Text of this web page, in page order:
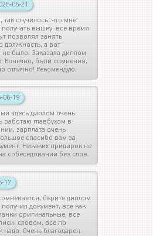
06-21
случилось, что мне
получать вышку: все время
позволял занять
должность, а вот
было. Заказала диплом
Конечно, были сомнения,
отлично! Рекомендую.
06-19
здесь диплом очень
работаю главбухом в
зарплата очень
спасибо вам за
Никаких придирок не
собеседовании без слов.
17
берите диплом
получил документ, все как
оригинальные, все
словом, все по
надо. Очень благодарен.